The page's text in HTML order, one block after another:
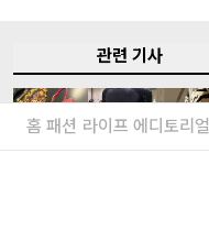
관련 기사
홈 패션 라이프 에디토리얼